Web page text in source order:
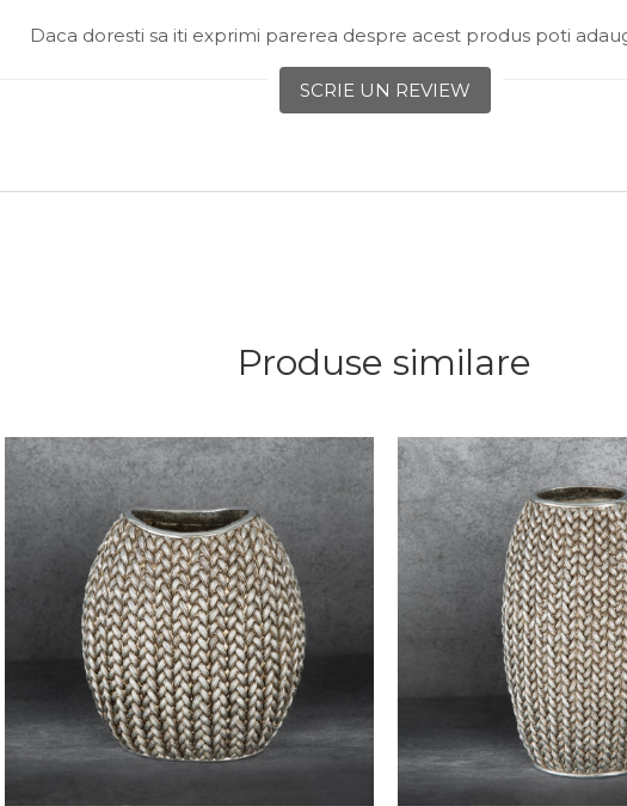
Daca doresti sa iti exprimi parerea despre acest produs poti
SCRIE UN REVIEW
Produse similare